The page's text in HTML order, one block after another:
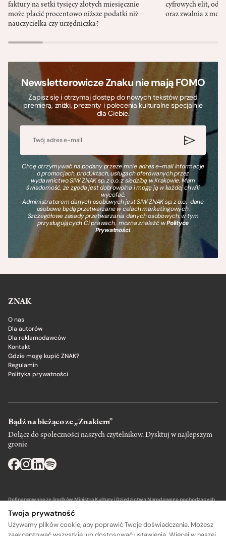
faktury na setki tysięcy złotych miesięcznie
może płacić procentowo niższe podatki niż
nauczycielka czy urzędniczka?
cyfrowych elit,
oraz zwalnia z
Newsletterowicze Znaku nie mają FOMO
Zapisz się i otrzymaj dostęp do nowych tekstów przed
premierą, zniżki, prezenty i polecenia kulturalne specjalnie
dla Ciebie.
Chcę otrzymywać na podany przeze mnie adres e-mail informacje
o promocjach, produktach, usługach oferowanych przez
wydawnictwo SIW ZNAK sp. z o.o. z siedzibą w Krakowie. Mam
świadomość, że zgoda jest dobrowolna i mogę ją w każdej chwili
wycofać.
Administratorem danych osobowych jest SIW ZNAK sp. z o.o., dane
osobowe będą przetwarzane w celach marketingowych.
Szczegółowe zasady przetwarzania danych osobowych, w tym
przysługujących Ci prawach, można znaleźć wPolityce
Prywatności.
ZNAK
O nas
Dla autorów
Dla reklamodawców
Kontakt
Gdzie mogę kupić ZNAK?
Regulamin
Polityka prywatności
Bądź na bieżąco ze „Znakiem”
Dołącz do społeczności naszych czytelnikow. Dysktuj w najlepszym
gronie
Dofinansowano ze środków Ministra Kultury i Dziedzictwa Narodowego pochodzących
Twoja prywatność
Używamy plików cookie, aby poprawić Twoje doświadczenia. Możesz